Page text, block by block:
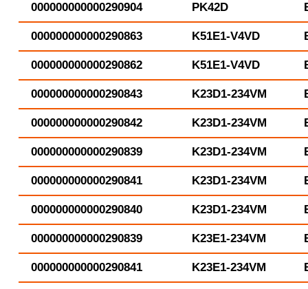
000000000000290904 PK42D
000000000000290863 K51E1-V4VD
000000000000290862 K51E1-V4VD
000000000000290843 K23D1-234VM
000000000000290842 K23D1-234VM
000000000000290839 K23D1-234VM
000000000000290841 K23D1-234VM
000000000000290840 K23D1-234VM
000000000000290839 K23E1-234VM
000000000000290841 K23E1-234VM